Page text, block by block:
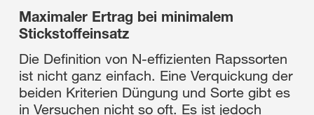
Maximaler Ertrag bei minimalem
Stickstoffeinsatz
Die Definition von N-effizienten Rapssorten
ist nicht ganz einfach. Eine Verquickung der
beiden Kriterien Düngung und Sorte gibt es
in Versuchen nicht so oft. Es ist jedoch